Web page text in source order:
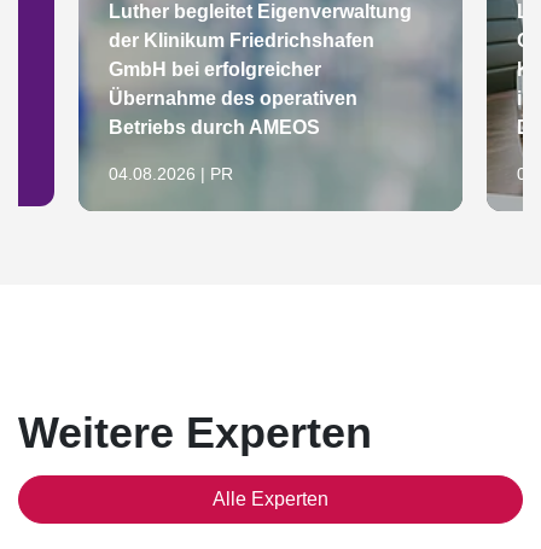
Luther begleitet Eigenverwaltung
der Klinikum Friedrichshafen
GmbH bei erfolgreicher
Übernahme des operativen
Betriebs durch AMEOS
04.08.2026 | PR
Weitere Experten
Alle Experten